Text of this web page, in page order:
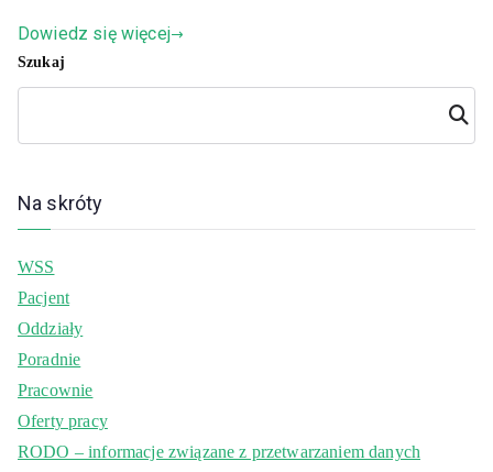
Dowiedz się więcej
Szukaj
Szuka
j
Na skróty
WSS
Pacjent
Oddziały
Poradnie
Pracownie
Oferty pracy
RODO – informacje związane z przetwarzaniem danych